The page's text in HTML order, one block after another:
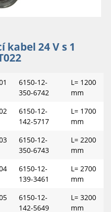
24 V s 1
6150-12-
350-6742
L= 1200
mm
6150-12-
142-5717
L= 1700
mm
6150-12-
350-6743
L= 2200
mm
6150-12-
139-3461
L= 2700
mm
6150-12-
142-5649
L= 3200
mm